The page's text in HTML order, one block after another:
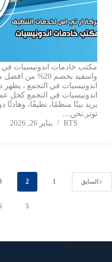
مكتب خادمات اندونيسيات في
واسفيد بخصم 20%
اندونيسيات في التجمع ،
اندونيسيات في التجمع كحل
يريد بيتًا منظمًا، نظيفًا، وهادئًا
توتر.نحن…
RTS
يناير 26, 2026
السابق 1
2
5
شركة RTS Clean